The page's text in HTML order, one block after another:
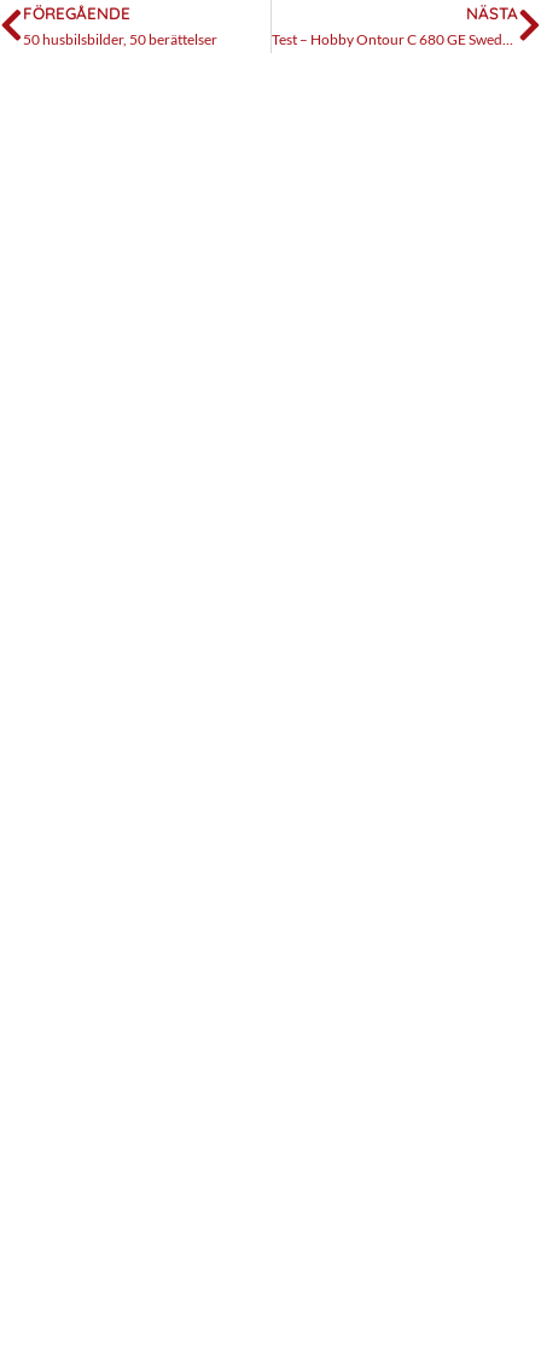
FÖREGÅENDE
50 husbilsbilder, 50 berättelser
NÄSTA
Test – Hobby Ontour C 680 GE Sweden Edition